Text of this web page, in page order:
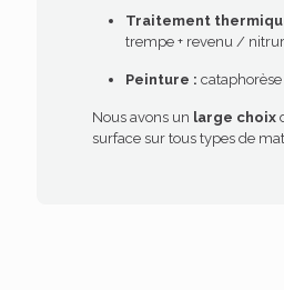
Traitement
trempe + revenu /
Peinture :
Nous avons un large choix
surface sur tous types de